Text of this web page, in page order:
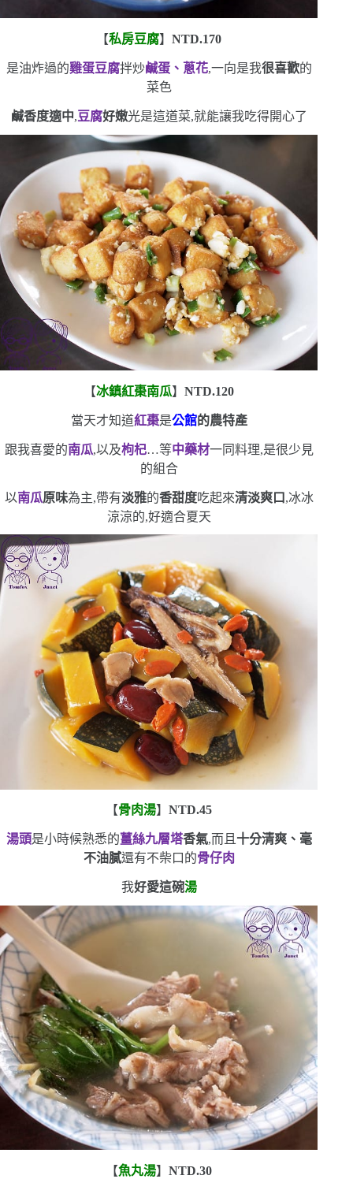
【私房豆腐】NTD.170
是油炸過的雞蛋豆腐拌炒鹹蛋、蔥花,一向是我很喜歡的
菜色
鹹香度適中,豆腐好嫩光是這道菜,就能讓我吃得開心了
【冰鎮紅棗南瓜】NTD.120
當天才知道紅棗是公館的農特產
跟我喜愛的南瓜,以及枸杞…等中藥材一同料理,是很少見
的組合
以南瓜原味為主,帶有淡雅的香甜度吃起來清淡爽口 ,冰冰
涼涼的,好適合夏天
【骨肉湯】NTD.45
湯頭是小時候熟悉的薑絲九層塔香氣,而且 十分清爽、毫
不油膩還有不柴口的骨仔肉
我好愛這碗湯
【魚丸湯】NTD.30